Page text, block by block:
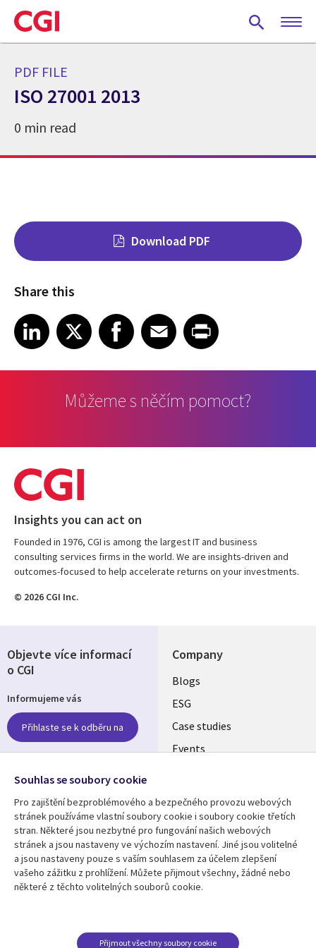
Skip
to
main
PDF FILE
ISO 27001 2013
0 min read
Download PDF
Share this
Share on LinkedIn
LinkedIn
Share on X Share on Facebook
Facebook
Share on EmailEmailShare on Print
Můžeme s něčím pomoct?
Insights you can act on
Founded in 1976, CGI is among the largest IT and business
consulting services firms in the world. We are insights-driven and
outcomes-focused to help accelerate returns on your investments.
© 2026 CGI Inc.
Company
Useful
links
SLOVAKIA
Blogs
ESG
Case studies
Events
Resource center
Library
SLOVAKIA
Articles
Support
Legal
Privacy
Objevte více informací
o CGI
Informujeme vás
Přihlaste se k odběru na
Follow us
Social
Media
SLOVAKIA
Souhlas se soubory cookie
Pro zajištění bezproblémového a bezpečného provozu webových
stránek používáme vlastní soubory cookie i soubory cookie třetích
stran. Některé jsou nezbytné pro fungování našich webových
stránek a jsou nastaveny ve výchozím nastavení. Jiné jsou volitelné
a jsou nastaveny pouze s vaším souhlasem za účelem zlepšení
vašeho zážitku z prohlížení. Můžete přijmout všechny, žádné nebo
některé z těchto volitelných souborů cookie.
Přijmout všechny soubory cookie